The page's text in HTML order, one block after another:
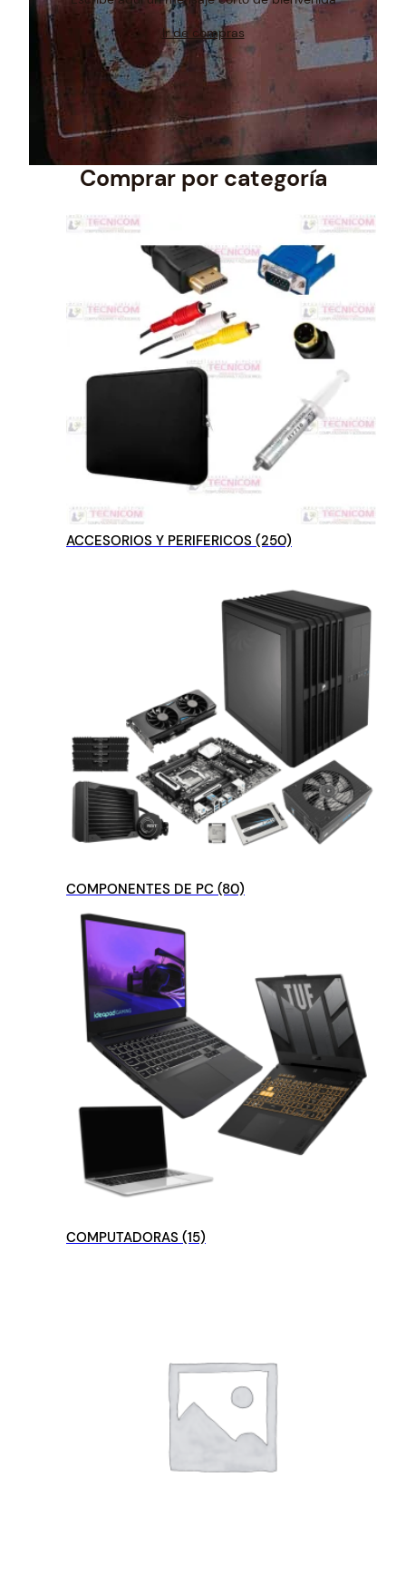
Ir de compras
Comprar por categoría
ACCESORIOS Y PERIFERICOS (250)
COMPONENTES DE PC (80)
COMPUTADORAS (15)